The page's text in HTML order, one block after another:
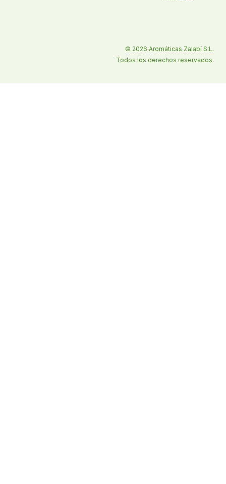
© 2026 Aromáticas Zalabí S.L.
Todos los derechos reservados.